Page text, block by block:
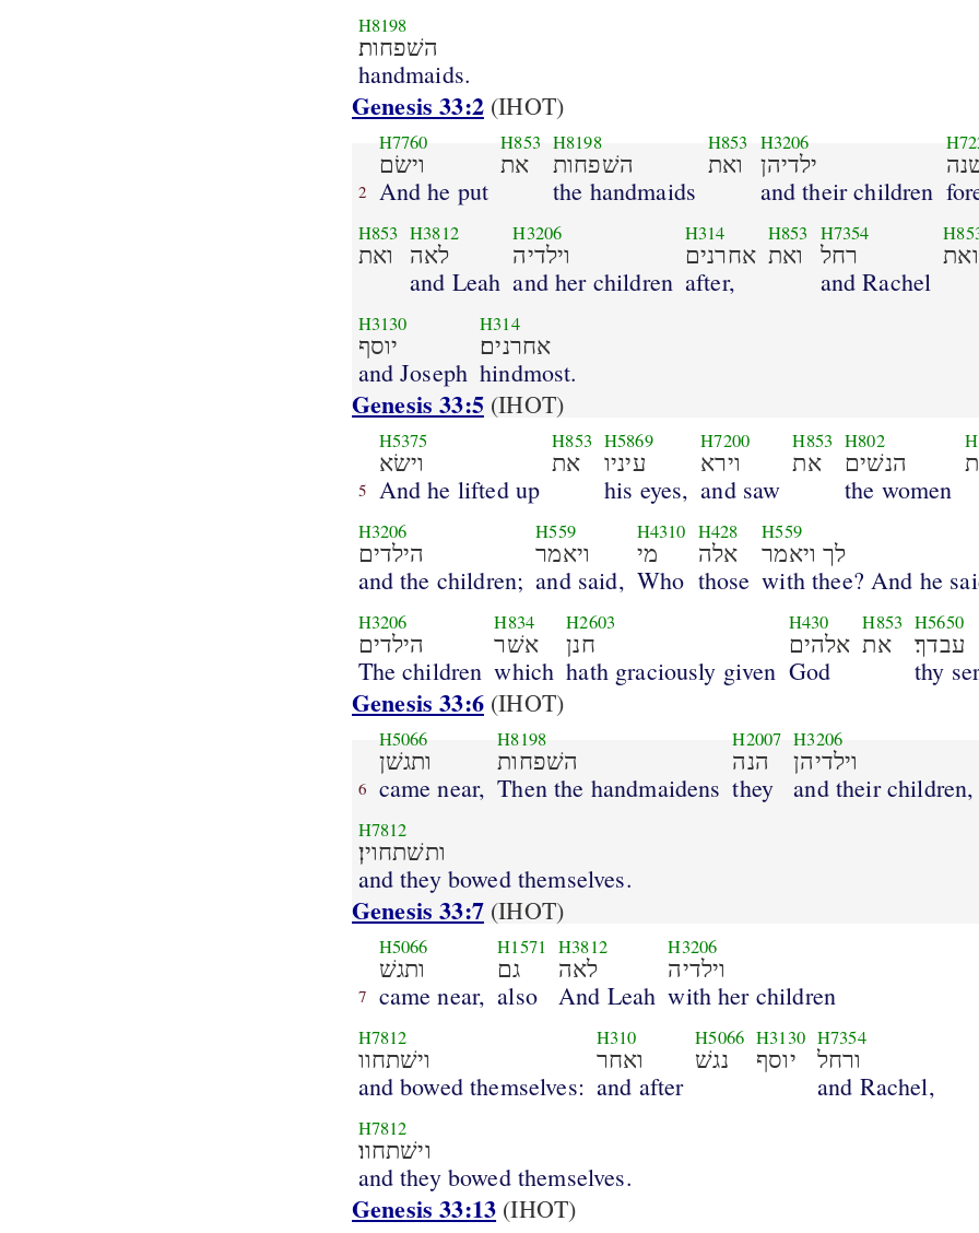
H8198
השׁפחות׃
handmaids.
Genesis 33:2(IHOT)
2
H7760
וישׂם
And he put
H853
את
H8198
השׁפחות
the handmaids
H853
ואת
H3206
ילדיהן
and their children
H853
ואת
H3812
לאה
and Leah
H3206
וילדיה
and her children
H314
אחרנים
after,
H853
ואת
H7354
רחל
and Rachel
ואת
H3130
יוסף
and Joseph
H314
אחרנים׃
hindmost.
Genesis 33:5(IHOT)
5
H5375
וישׂא
And he lifted up
H853
את
H5869
עיניו
his eyes,
H7200
וירא
and saw
H853
את
H802
הנשׁים
the women
H3206
הילדים
and the children;
H559
ויאמר
and said,
H4310
מי
Who
H428
אלה
those
H559
לך ויאמר
with thee? And he
H3206
הילדים
The children
H834
אשׁר
which
H2603
חנן
hath graciously given
H430
אלהים
God
H853
את
H5650
עבדך׃
thy
Genesis 33:6(IHOT)
6
H5066
ותגשׁן
came near,
H8198
השׁפחות
Then the handmaidens
H2007
הנה
they
H3206
וילדיהן
and their children,
H7812
ותשׁתחוין׃
and they bowed themselves.
Genesis 33:7(IHOT)
7
H5066
ותגשׁ
came near,
H1571
גם
also
H3812
לאה
And Leah
H3206
וילדיה
with her children
H7812
וישׁתחוו
and bowed themselves:
H310
ואחר
and after
H5066
נגשׁ
H3130
יוסף
H7354
ורחל
and Rachel,
H7812
וישׁתחוו׃
and they bowed themselves.
Genesis 33:13 (IHOT)